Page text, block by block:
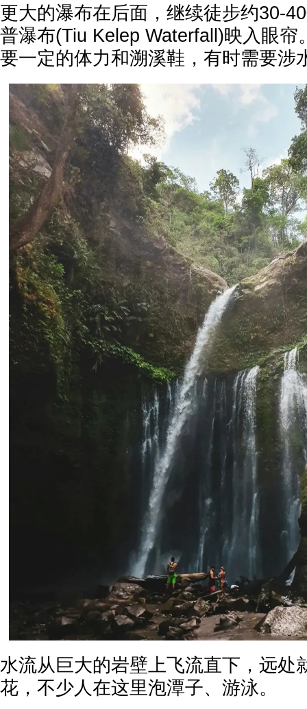
更大的瀑布在后面，继续徒步约30-
普瀑布(Tiu Kelep Waterfall)映入眼帘
要一定的体力和溯溪鞋，有时需要涉
水流从巨大的岩壁上飞流直下，远处
花，不少人在这里泡潭子、游泳。